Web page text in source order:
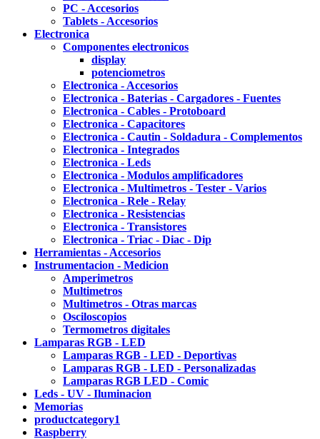
PC - Accesorios
Tablets - Accesorios
Electronica
Componentes electronicos
display
potenciometros
Electronica - Accesorios
Electronica - Baterias - Cargadores - Fuentes
Electronica - Cables - Protoboard
Electronica - Capacitores
Electronica - Cautin - Soldadura - Complementos
Electronica - Integrados
Electronica - Leds
Electronica - Modulos amplificadores
Electronica - Multimetros - Tester - Varios
Electronica - Rele - Relay
Electronica - Resistencias
Electronica - Transistores
Electronica - Triac - Diac - Dip
Herramientas - Accesorios
Instrumentacion - Medicion
Amperimetros
Multimetros
Multimetros - Otras marcas
Osciloscopios
Termometros digitales
Lamparas RGB - LED
Lamparas RGB - LED - Deportivas
Lamparas RGB - LED - Personalizadas
Lamparas RGB LED - Comic
Leds - UV - Iluminacion
Memorias
productcategory1
Raspberry